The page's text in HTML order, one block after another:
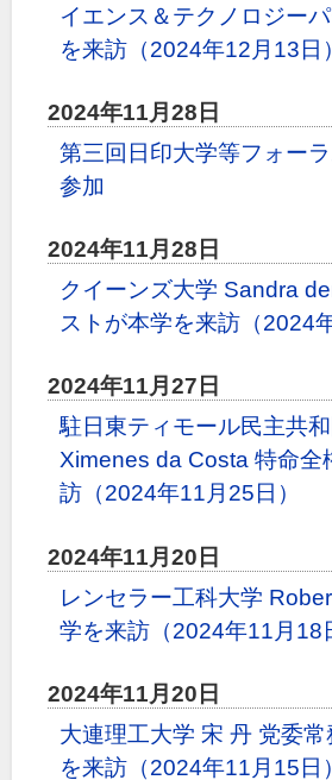
イエンス＆テクノロジー
を来訪（2024年12月13日）
2024年11月28日
第三回日印大学等フォー
参加
2024年11月28日
クイーンズ大学 Sandra
ストが本学を来訪（2024
2024年11月27日
駐日東ティモール民主共
Ximenes da Costa 特命全
訪（2024年11月25日）
2024年11月20日
レンセラー工科大学
学を来訪（2024年11月18
2024年11月20日
大連理工大学 宋 丹 党委
を来訪（2024年11月15日）